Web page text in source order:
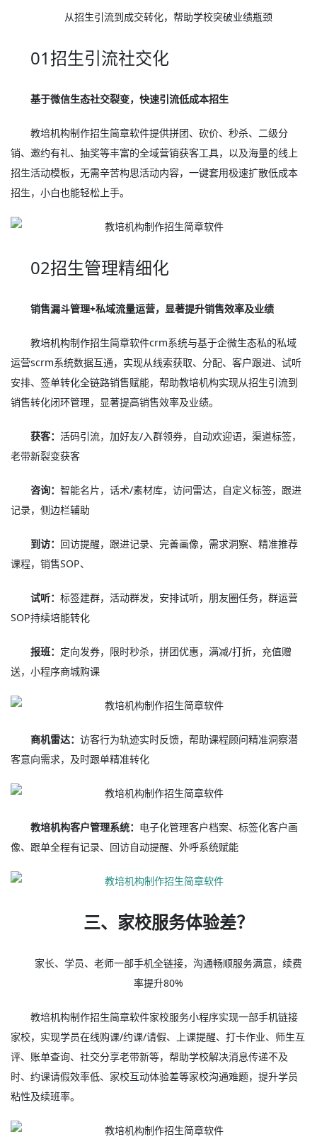
从招生引流到成交转化，帮助学校突破业绩瓶颈
01招生引流社交化
基于微信生态社交裂变，快速引流低成本招生
教培机构制作招生简章软件提供拼团、砍价、秒杀、二级分
销、邀约有礼、抽奖等丰富的全域营销获客工具，以及海量的线上
招生活动模板，无需辛苦构思活动内容，一键套用极速扩散低成本
招生，小白也能轻松上手。
02招生管理精细化
销售漏斗管理+私域流量运营，显著提升销售效率及业绩
教培机构制作招生简章软件crm系统与基于企微生态私的私域
运营scrm系统数据互通，实现从线索获取、分配、客户跟进、试听
安排、签单转化全链路销售赋能，帮助教培机构实现从招生引流到
销售转化闭环管理，显著提高销售效率及业绩。
获客：活码引流，加好友/入群领券，自动欢迎语，渠道标签，
老带新裂变获客
咨询：智能名片，话术/素材库，访问雷达，自定义标签，跟进
记录，侧边栏辅助
到访： 回访提醒，跟进记录、完善画像，需求洞察、精准推荐
课程，销售SOP、
试听：标签建群，活动群发，安排试听，朋友圈任务，群运营
SOP持续培能转化
报班： 定向发券，限时秒杀，拼团优惠，满减/打折，充值赠
送，小程序商城购课
商机雷达：访客行为轨迹实时反馈，帮助课程顾问精准洞察潜
客意向需求，及时跟单精准转化
教培机构客户管理系统： 电子化管理客户档案、标签化客户画
像、跟单全程有记录、回访自动提醒、外呼系统赋能
三、家校服务体验差？
家长、学员、老师一部手机全链接，沟通畅顺服务满意，续费
率提升80%
教培机构制作招生简章软件家校服务小程序实现一部手机链接
家校，实现学员在线购课/约课/请假、上课提醒、打卡作业、师生互
评、账单查询、社交分享老带新等，帮助学校解决消息传递不及
时、约课请假效率低、家校互动体验差等家校沟通难题，提升学员
粘性及续班率。